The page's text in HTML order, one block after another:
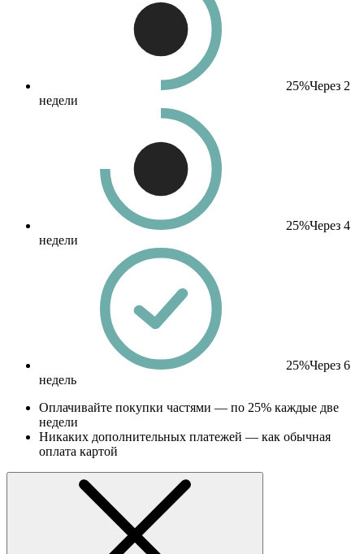
25%Через 2
недели
25%Через 4
недели
25%Через 6
недель
Оплачивайте покупки частями — по 25% каждые две
недели
Никаких дополнительных платежей — как обычная
оплата картой